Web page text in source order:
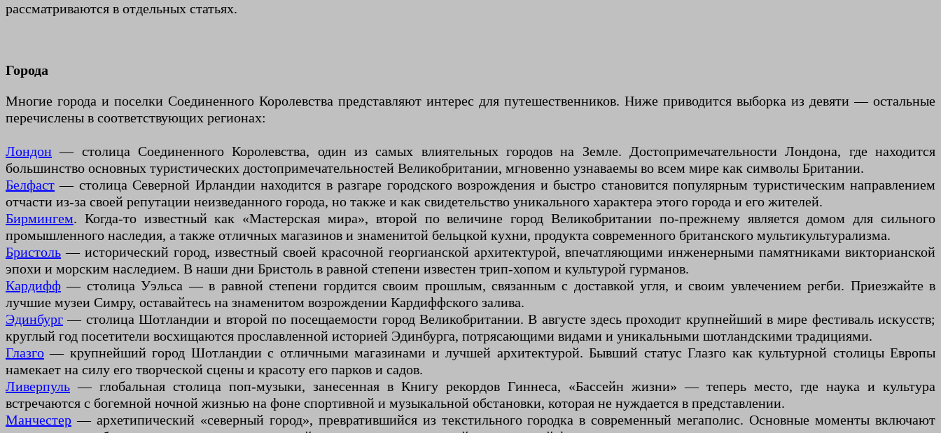
рассматриваются в отдельных статьях.
Города
Многие города и поселки Соединенного Королевства представляют интерес для путешественников. Ниже приводится выборка из девяти — остальные
перечислены в соответствующих регионах:
Лондон — столица Соединенного Королевства, один из самых влиятельных городов на Земле. Достопримечательности Лондона, где находится
большинство основных туристических достопримечательностей Великобритании, мгновенно узнаваемы во всем мире как символы Британии.
Белфаст — столица Северной Ирландии находится в разгаре городского возрождения и быстро становится популярным туристическим направлением
отчасти из-за своей репутации неизведанного города, но также и как свидетельство уникального характера этого города и его жителей.
Бирмингем. Когда-то известный как «Мастерская мира», второй по величине город Великобритании по-прежнему является домом для сильного
промышленного наследия, а также отличных магазинов и знаменитой бельцкой кухни, продукта современного британского мультикультурализма.
Бристоль — исторический город, известный своей красочной георгианской архитектурой, впечатляющими инженерными памятниками викторианской
эпохи и морским наследием. В наши дни Бристоль в равной степени известен трип-хопом и культурой гурманов.
Кардифф — столица Уэльса — в равной степени гордится своим прошлым, связанным с доставкой угля, и своим увлечением регби. Приезжайте в
лучшие музеи Симру, оставайтесь на знаменитом возрождении Кардиффского залива.
Эдинбург — столица Шотландии и второй по посещаемости город Великобритании. В августе здесь проходит крупнейший в мире фестиваль искусств;
круглый год посетители восхищаются прославленной историей Эдинбурга, потрясающими видами и уникальными шотландскими традициями.
Глазго — крупнейший город Шотландии с отличными магазинами и лучшей архитектурой. Бывший статус Глазго как культурной столицы Европы
намекает на силу его творческой сцены и красоту его парков и садов.
Ливерпуль — глобальная столица поп-музыки, занесенная в Книгу рекордов Гиннеса, «Бассейн жизни» — теперь место, где наука и культура
встречаются с богемной ночной жизнью на фоне спортивной и музыкальной обстановки, которая не нуждается в представлении.
Манчестер — архетипический «северный город», превратившийся из текстильного городка в современный мегаполис. Основные моменты включают